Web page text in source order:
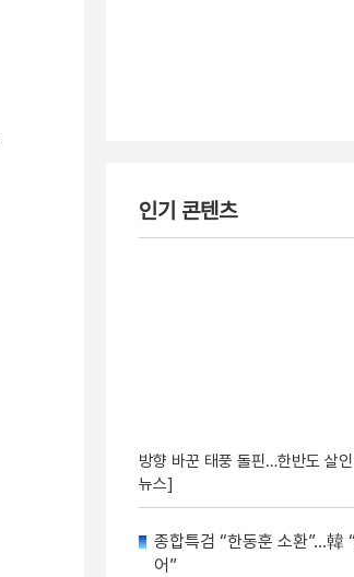
인기 콘텐츠
방향 바꾼 태풍 돌핀…한반도 살
뉴스]
종합특검 “한동훈 소환”…韓
어”